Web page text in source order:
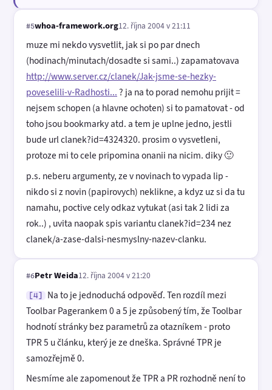
#5whoa-framework.org12. října 2004 v 21:11
muze mi nekdo vysvetlit, jak si po par dnech
(hodinach/minutach/dosadte si sami..) zapamatovava
http://www.server.cz/clanek/Jak-jsme-se-hezky-
poveselili-v-Radhosti...? ja na to porad nemohu prijit =
nejsem schopen (a hlavne ochoten) si to pamatovat - od
toho jsou bookmarky atd. a tem je uplne jedno, jestli
bude url clanek?id=4324320. prosim o vysvetleni,
protoze mi to cele pripomina onanii na nicim. diky 🙂
p.s. neberu argumenty, ze v novinach to vypada lip -
nikdo si z novin (papirovych) neklikne, a kdyz uz si da tu
namahu, poctive cely odkaz vytukat (asi tak 2 lidi za
rok..) , uvita naopak spis variantu clanek?id=234 nez
clanek/a-zase-dalsi-nesmyslny-nazev-clanku.
#6Petr Weida12. října 2004 v 21:20
[4]
Na to je jednoduchá odpověď. Ten rozdíl mezi
Toolbar Pagerankem 0 a 5 je způsobený tím, že Toolbar
hodnotí stránky bez parametrů za otazníkem - proto
TPR 5 u článku, který je ze dneška. Správné TPR je
samozřejmě 0.
Nesmíme ale zapomenout že TPR a PR rozhodně není to